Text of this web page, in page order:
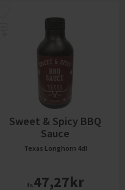
Sweet & Spicy BBQ
Sauce
Texas Longhorn 4dl
fr.47,27kr